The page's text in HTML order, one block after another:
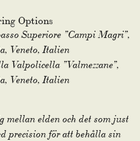
Options
Superiore ”Campi Magri”,
Veneto, Italien
Valpolicella ”Valmezzane”,
Veneto, Italien
mellan elden och det som just
precision för att behålla sin